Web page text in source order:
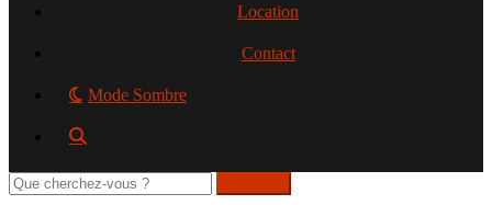
Location
Contact
Mode Sombre
Rechercher
sur